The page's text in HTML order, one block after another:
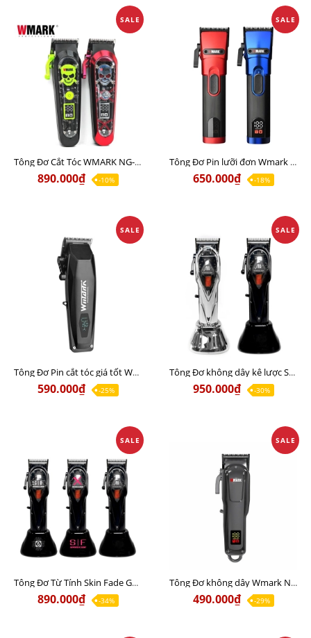
SALE
Tông Đơ Cắt Tóc WMARK NG-130 Sạc Wireless Chuyên hớt lược, đi khung
890.000₫ -10%
SALE
Tông Đơ Pin lưỡi đơn Wmark NG-121 Chính Hãng
650.000₫ -18%
SALE
Tông Đơ Pin cắt tóc giá tốt Wmark NG-125 Chính Hãng
590.000₫ -25%
SALE
Tông Đơ không dây kê lược SC NASA DLC Super motor
950.000₫ -30%
SALE
Tông Đơ Từ Tính Skin Fade GT1 Chuyên hớt lược, đi khung
890.000₫ -34%
SALE
Tông Đơ không dây Wmark NG-1001 Chính Hãng
490.000₫ -29%